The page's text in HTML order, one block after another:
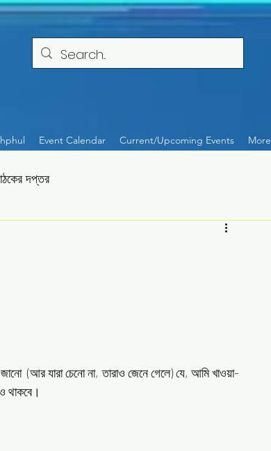
Event Calendar Current/Upcoming Events More
দপ্তর
(আর যারা চেনো না, তারাও জেনে গেলে) যে, আমি খাওয়া-
থাকবে।